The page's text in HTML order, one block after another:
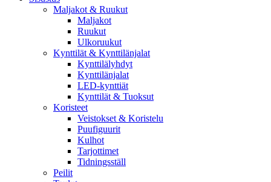
Maljakot & Ruukut
Maljakot
Ruukut
Ulkoruukut
Kynttilät & Kynttilänjalat
Kynttilälyhdyt
Kynttilänjalat
LED-kynttiät
Kynttilät & Tuoksut
Koristeet
Veistokset & Koristelu
Puufiguurit
Kulhot
Tarjottimet
Tidningsställ
Peilit